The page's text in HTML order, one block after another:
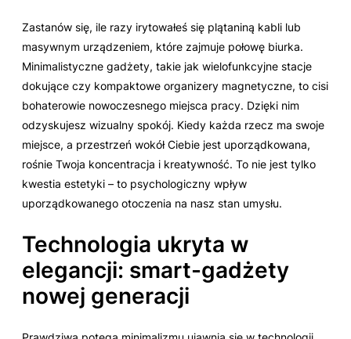
Zastanów się, ile razy irytowałeś się plątaniną kabli lub
masywnym urządzeniem, które zajmuje połowę biurka.
Minimalistyczne gadżety, takie jak wielofunkcyjne stacje
dokujące czy kompaktowe organizery magnetyczne, to cisi
bohaterowie nowoczesnego miejsca pracy. Dzięki nim
odzyskujesz wizualny spokój. Kiedy każda rzecz ma swoje
miejsce, a przestrzeń wokół Ciebie jest uporządkowana,
rośnie Twoja koncentracja i kreatywność. To nie jest tylko
kwestia estetyki – to psychologiczny wpływ
uporządkowanego otoczenia na nasz stan umysłu.
Technologia ukryta w
elegancji: smart-gadżety
nowej generacji